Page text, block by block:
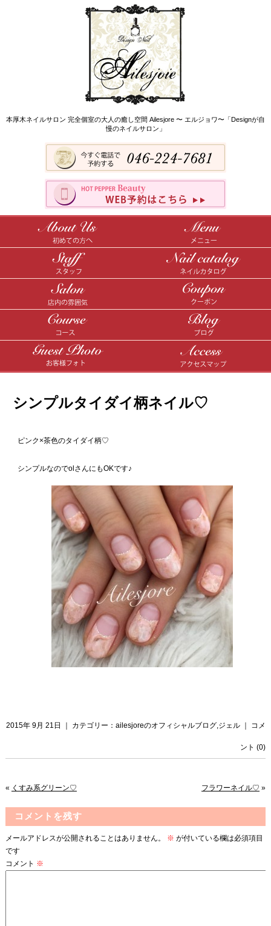
本厚木ネイルサロン 完全個室の大人の癒し空間 Ailesjore 〜 エルジョワ〜「Designが自
慢のネイルサロン」
シンプルタイダイ柄ネイル♡
ピンク×茶色のタイダイ柄♡
シンプルなのでolさんにもOKです♪
2015年 9月 21日 ｜ カテゴリー：ailesjoreのオフィシャルブログ,ジェル コメ
ント (0)
« くすみ系グリーン♡ フラワーネイル♡ »
コメントを残す
メールアドレスが公開されることはありません。 ※ が付いている欄は必須項目
です
コメント ※